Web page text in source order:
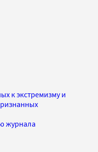
к экстремизму и
журнала